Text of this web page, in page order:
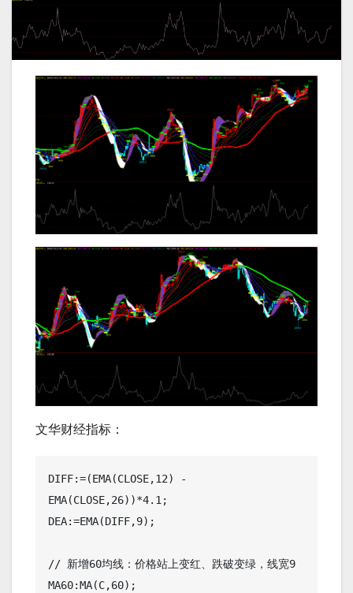
文华财经指标：
DIFF:=(EMA(CLOSE,12) -
EMA(CLOSE,26))*4.1;
DEA:=EMA(DIFF,9);
// 新增60均线：价格站上变红、跌破变绿，线宽9
MA60:MA(C,60);